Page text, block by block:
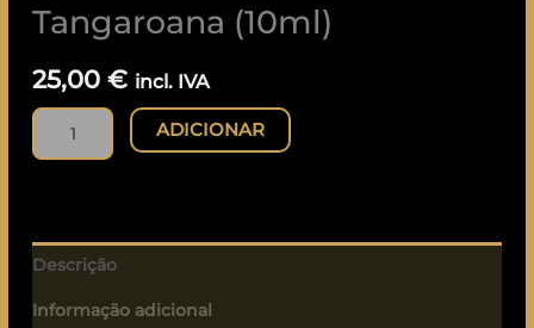
Tangaroana (10ml)
25,00 € incl. IVA
ADICIONAR
Descrição
Informação adicional